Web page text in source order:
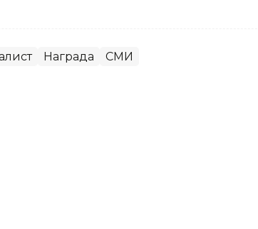
Награда СМИ